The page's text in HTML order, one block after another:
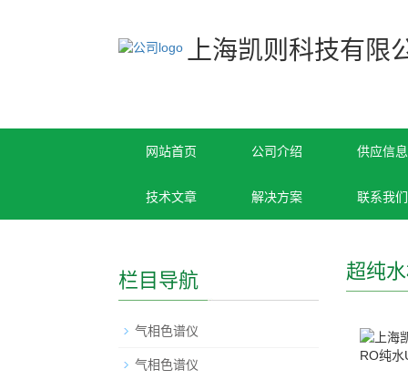
上海凯则科技有限
网站首页 公司介绍 供应信息
技术文章 解决方案 联系我们
超纯
栏目导航
气相色谱仪
气相色谱仪